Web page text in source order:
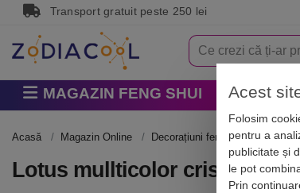
Transport gratuit peste 250 lei
MAGAZIN FENG SHUI
Acasă Magazin Online Decorațiuni feng shui casa
Lotus mullticolor cristal cu
Acest
Folosim
pentru a
publicitate și
le pot
Prin